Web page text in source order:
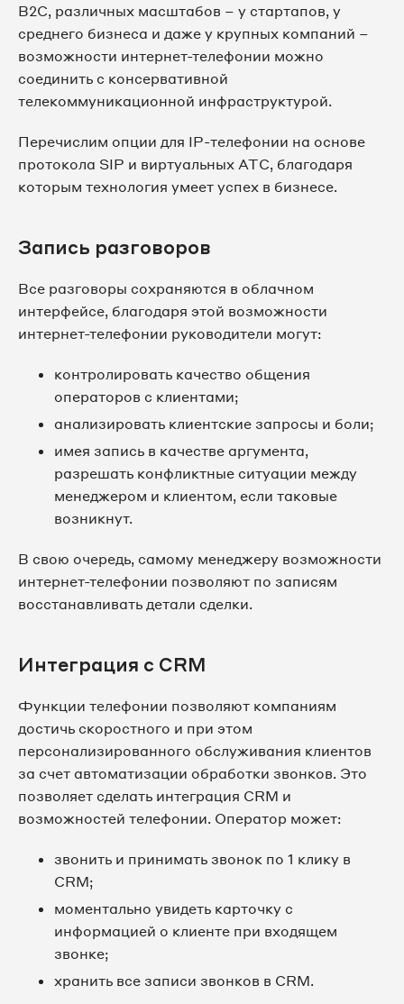
B2C, различных масштабов – у стартапов, у
среднего бизнеса и даже у крупных компаний –
возможности интернет-телефонии можно
соединить с консервативной
телекоммуникационной инфраструктурой.
Перечислим опции для IP-телефонии на основе
протокола SIP и виртуальных АТС, благодаря
которым технология умеет успех в бизнесе.
Запись разговоров
Все разговоры сохраняются в облачном
интерфейсе, благодаря этой возможности
интернет-телефонии руководители могут:
контролировать качество общения
операторов с клиентами;
анализировать клиентские запросы и боли;
имея запись в качестве аргумента,
разрешать конфликтные ситуации между
менеджером и клиентом, если таковые
возникнут.
В свою очередь, самому менеджеру возможности
интернет-телефонии позволяют по записям
восстанавливать детали сделки.
Интеграция с CRM
Функции телефонии позволяют компаниям
достичь скоростного и при этом
персонализированного обслуживания клиентов
за счет автоматизации обработки звонков. Это
позволяет сделать интеграция CRM и
возможностей телефонии. Оператор может:
звонить и принимать звонок по 1 клику в
CRM;
моментально увидеть карточку с
информацией о клиенте при входящем
звонке;
хранить все записи звонков в CRM.